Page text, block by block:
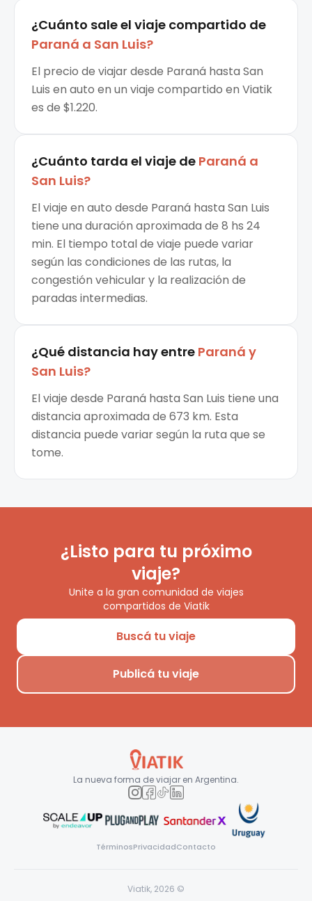
¿Cuánto sale el viaje compartido de
Paraná a San Luis?
El precio de viajar desde Paraná hasta San
Luis en auto en un viaje compartido en Viatik
es de $1.220.
¿Cuánto tarda el viaje de Paraná a
San Luis?
El viaje en auto desde Paraná hasta San Luis
tiene una duración aproximada de 8 hs 24
min. El tiempo total de viaje puede variar
según las condiciones de las rutas, la
congestión vehicular y la realización de
paradas intermedias.
¿Qué distancia hay entre Paraná y
San Luis?
El viaje desde Paraná hasta San Luis tiene una
distancia aproximada de 673 km. Esta
distancia puede variar según la ruta que se
tome.
¿Listo para tu próximo
viaje?
Unite a la gran comunidad de viajes
compartidos de Viatik
Buscá tu viaje
Publicá tu viaje
La nueva forma de viajar en Argentina.
TérminosPrivacidadContacto
Viatik, 2026 ©